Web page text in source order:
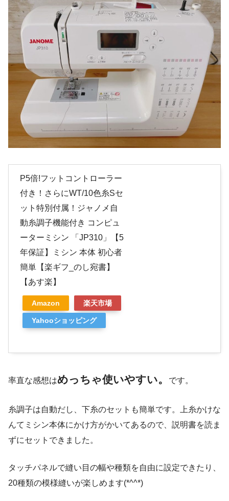
P5倍!フットコントローラー
付き！さらにWT/10色糸Sセ
ット特別付属！ジャノメ自
動糸調子機能付き コンピュ
ーターミシン 「JP310」【5
年保証】ミシン 本体 初心者
簡単【楽ギフ_のし宛書】
【あす楽】
Amazon 楽天市場
Yahooショッピング
率直な感想はめっちゃ使いやすい。 です。
糸調子は自動だし、下糸のセットも簡単です。上糸かけな
んてミシン本体にかけ方がかいてあるので、説明書を読ま
ずにセットできました。
タッチパネルで縫い目の幅や種類を自由に設定できたり、
20種類の模様縫いが楽しめます(*^^*)